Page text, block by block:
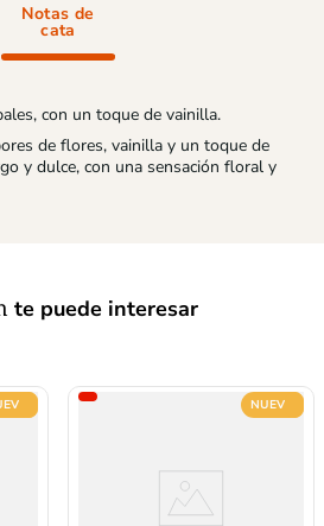
Notas de
cata
con un toque de vainilla.
de flores, vainilla y un toque de
y dulce, con una sensación floral y
te puede interesar
NUEVO